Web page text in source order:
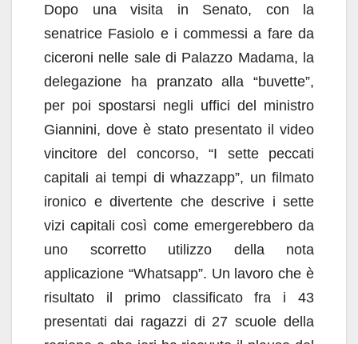
Dopo una visita in Senato, con la
senatrice Fasiolo e i commessi a fare da
ciceroni nelle sale di Palazzo Madama, la
delegazione ha pranzato alla “buvette”,
per poi spostarsi negli uffici del ministro
Giannini, dove è stato presentato il video
vincitore del concorso, “I sette peccati
capitali ai tempi di whazzapp”, un filmato
ironico e divertente che descrive i sette
vizi capitali così come emergerebbero da
uno scorretto utilizzo della nota
applicazione “Whatsapp”. Un lavoro che è
risultato il primo classificato fra i 43
presentati dai ragazzi di 27 scuole della